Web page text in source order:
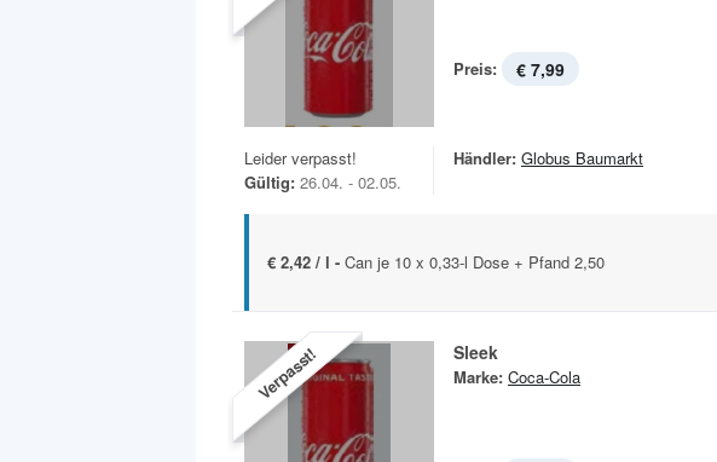
Preis: € 7,99
Leider verpasst!
Gültig: 26.04. - 02.05.
Händler: Globus Baumarkt
€ 2,42 / l - Can je 10 x 0,33-l Dose + Pfand 2,50
Verpasst! Sleek
Marke: Coca-Cola